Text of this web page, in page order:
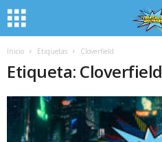
Inicio Etiquetas Cloverfield
Etiqueta: Cloverfield